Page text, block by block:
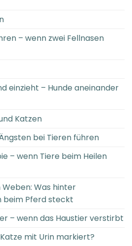
– wenn zwei Fellnasen
einzieht – Hunde aneinander
Katzen
bei Tieren führen
– wenn Tiere beim Heilen
Was hinter
beim Pferd steckt
– wenn das Haustier verstirbt
mit Urin markiert?